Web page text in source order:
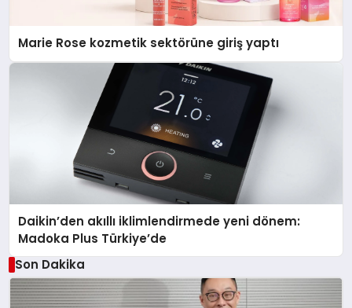
Marie Rose kozmetik sektörüne giriş yaptı
Daikin’den akıllı iklimlendirmede yeni dönem:
Madoka Plus Türkiye’de
Son Dakika